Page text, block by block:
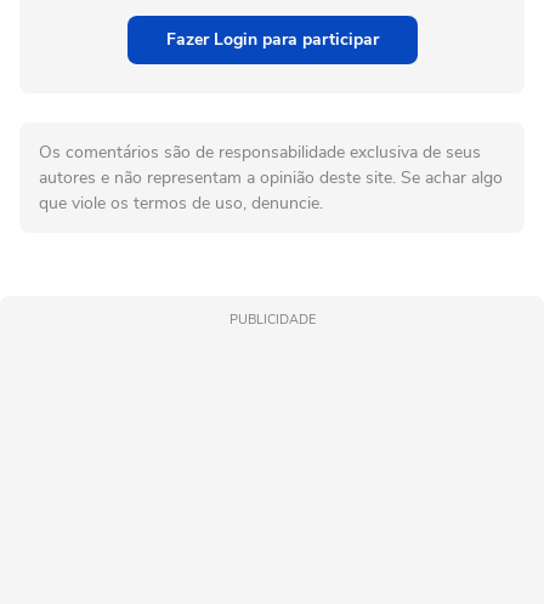
Fazer Login para participar
Os comentários são de responsabilidade exclusiva de seus
autores e não representam a opinião deste site. Se achar algo
que viole os termos de uso, denuncie.
PUBLICIDADE